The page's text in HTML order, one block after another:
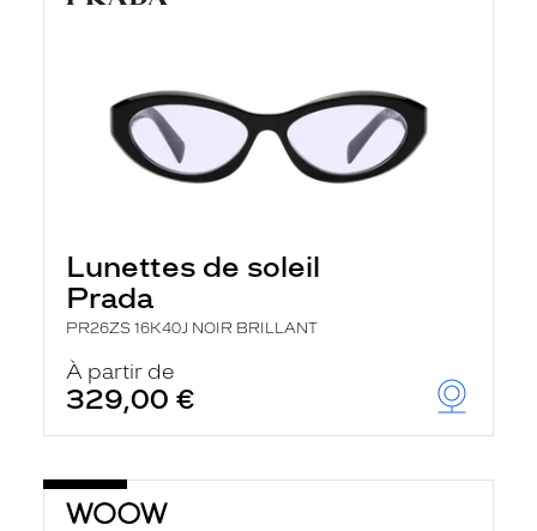
Lunettes de soleil
Prada
PR26ZS 16K40J NOIR BRILLANT
À partir de
329,00 €